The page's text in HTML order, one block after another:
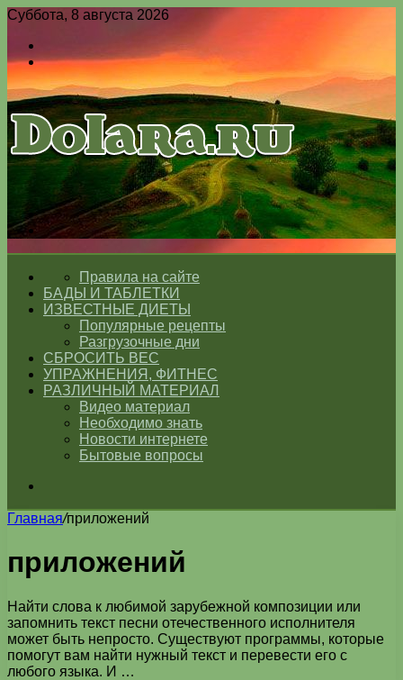
Суббота, 8 августа 2026
Switch
skin
Меню
Switch
ГЛАВНАЯПравила на сайте
БАДЫ И ТАБЛЕТКИ
ИЗВЕСТНЫЕ ДИЕТЫ
Популярные рецепты
Разгрузочные дни
СБРОСИТЬ ВЕС
УПРАЖНЕНИЯ, ФИТНЕС
РАЗЛИЧНЫЙ МАТЕРИАЛ
Видео материал
Необходимо знать
Новости интернете
Бытовые вопросы
Главная/приложений
приложений
Найти слова к любимой зарубежной композиции или
запомнить текст песни отечественного исполнителя
может быть непросто. Существуют программы, которые
помогут вам найти нужный текст и перевести его с
любого языка. И …